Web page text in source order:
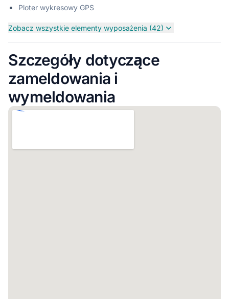
Ploter wykresowy GPS
Zobacz wszystkie elementy wyposażenia (42)
Szczegóły dotyczące
zameldowania i
wymeldowania